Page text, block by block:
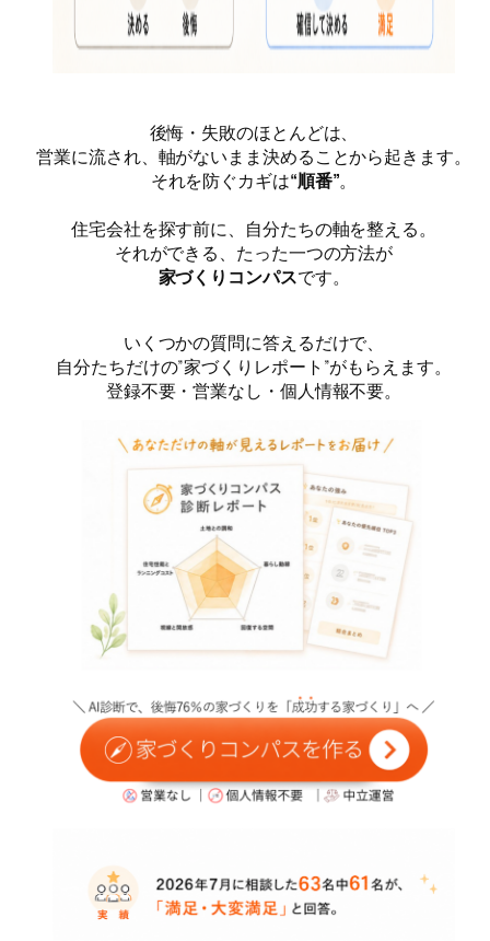
後悔・失敗のほとんどは、
営業に流され、軸がないまま決めることから起きます。
それを防ぐカギは“順番”。
住宅会社を探す前に、自分たちの軸を整える。
それができる、たった一つの方法が
家づくりコンパスです。
いくつかの質問に答えるだけで、
自分たちだけの”家づくりレポート”がもらえます。
登録不要・営業なし・個人情報不要。